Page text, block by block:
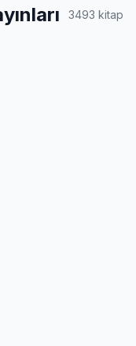
3493 kitap